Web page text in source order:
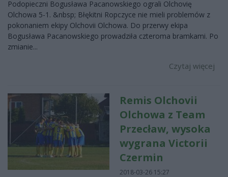
Podopieczni Bogusława Pacanowskiego ograli Olchovię
Olchowa 5-1. &nbsp; Błękitni Ropczyce nie mieli problemów z
pokonaniem ekipy Olchovii Olchowa. Do przerwy ekipa
Bogusława Pacanowskiego prowadziła czteroma bramkami. Po
zmianie...
Czytaj więcej
Remis Olchovii
Olchowa z Team
Przecław, wysoka
wygrana Victorii
Czermin
2018-03-26 15:27